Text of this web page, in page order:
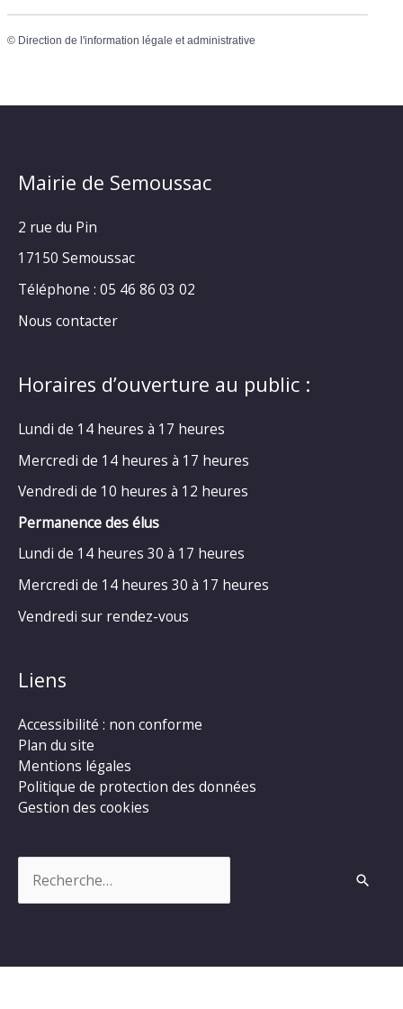
© Direction de l'information légale et administrative
Mairie de Semoussac
2 rue du Pin
17150 Semoussac
Téléphone : 05 46 86 03 02
Nous contacter
Horaires d’ouverture au public :
Lundi de 14 heures à 17 heures
Mercredi de 14 heures à 17 heures
Vendredi de 10 heures à 12 heures
Permanence des élus
Lundi de 14 heures 30 à 17 heures
Mercredi de 14 heures 30 à 17 heures
Vendredi sur rendez-vous
Liens
Accessibilité : non conforme
Plan du site
Mentions légales
Politique de protection des données
Gestion des cookies